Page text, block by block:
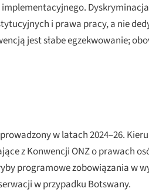
i prawa pracy, a nie
jest słabe egzekwowanie;
prowadzony w latach 2024–26.
z Konwencji ONZ o prawach
programowe zobowiązania w
w przypadku Botswany.